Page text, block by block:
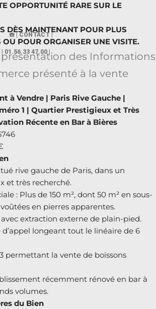
☎️ | CONTACT |
| 01.56.33 47.00 |
OPPORTUNITÉ RARE SUR LE
DÈS MAINTENANT POUR PLUS
OU POUR ORGANISER UNE VISITE.
à Vendre | Paris Rive Gauche |
1 | Quartier Prestigieux et Très
Récente en Bar à Bières
rive gauche de Paris, dans un
et très recherché.
: Plus de 150 m², dont 50 m² en sous-
en pierres apparentes.
avec extraction externe de plain-pied.
d’appel longeant tout le linéaire de 6
3 permettant la vente de boissons
récemment rénové en bar à
volumes.
du Bien